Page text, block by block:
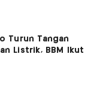
Turun Tangan
Listrik, BBM Ikut